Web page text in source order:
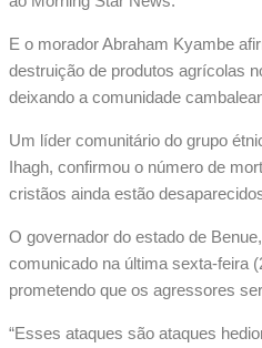
E o morador Abraham Kyambe
destruição de produtos agrícolas
deixando a comunidade
Um líder comunitário do grupo
Ihagh, confirmou o número de
cristãos ainda estão
O governador do estado de
comunicado na última sexta-feira
prometendo que os agressores
“Esses ataques são ataques